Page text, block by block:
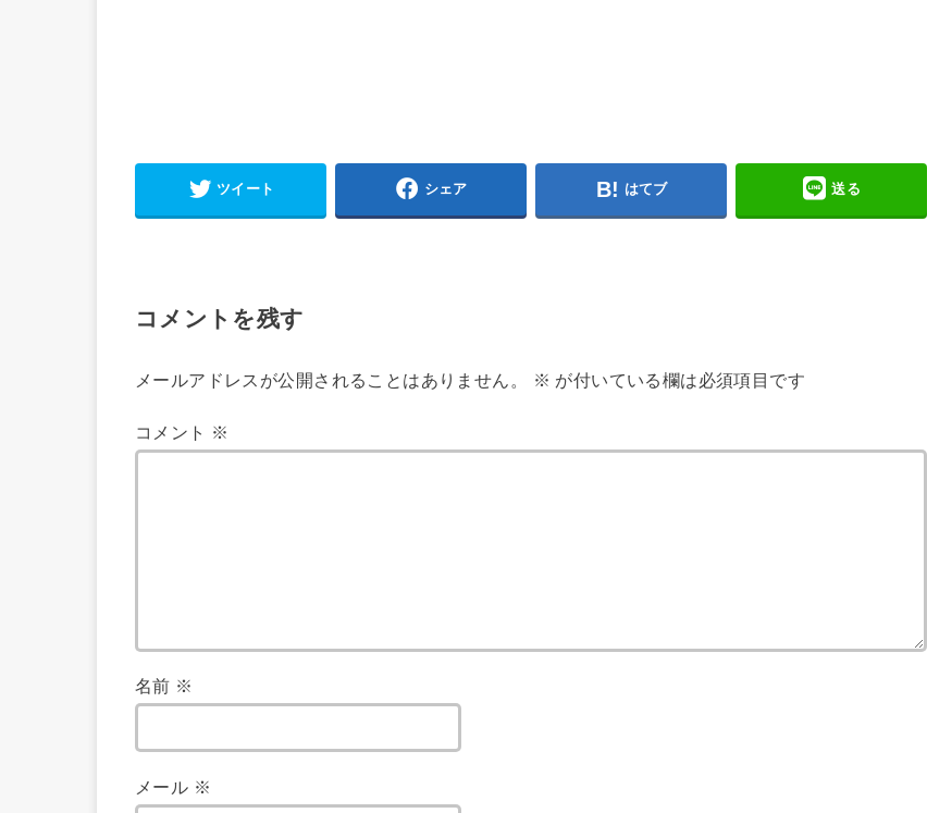
ツイート シェア はてブ 送る
コメントを残す
メールアドレスが公開されることはありません。 ※ が付いている欄は必須項目です
コメント ※
名前 ※
メール ※